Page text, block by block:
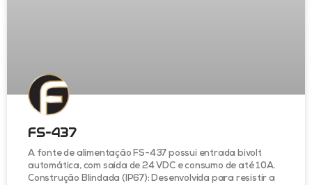
FS-437
A fonte de alimentação FS-437 possui entrada bivolt
automática, com saída de 24 VDC e consumo de até 10A.
Construção Blindada (IP67): Desenvolvida para resistir a